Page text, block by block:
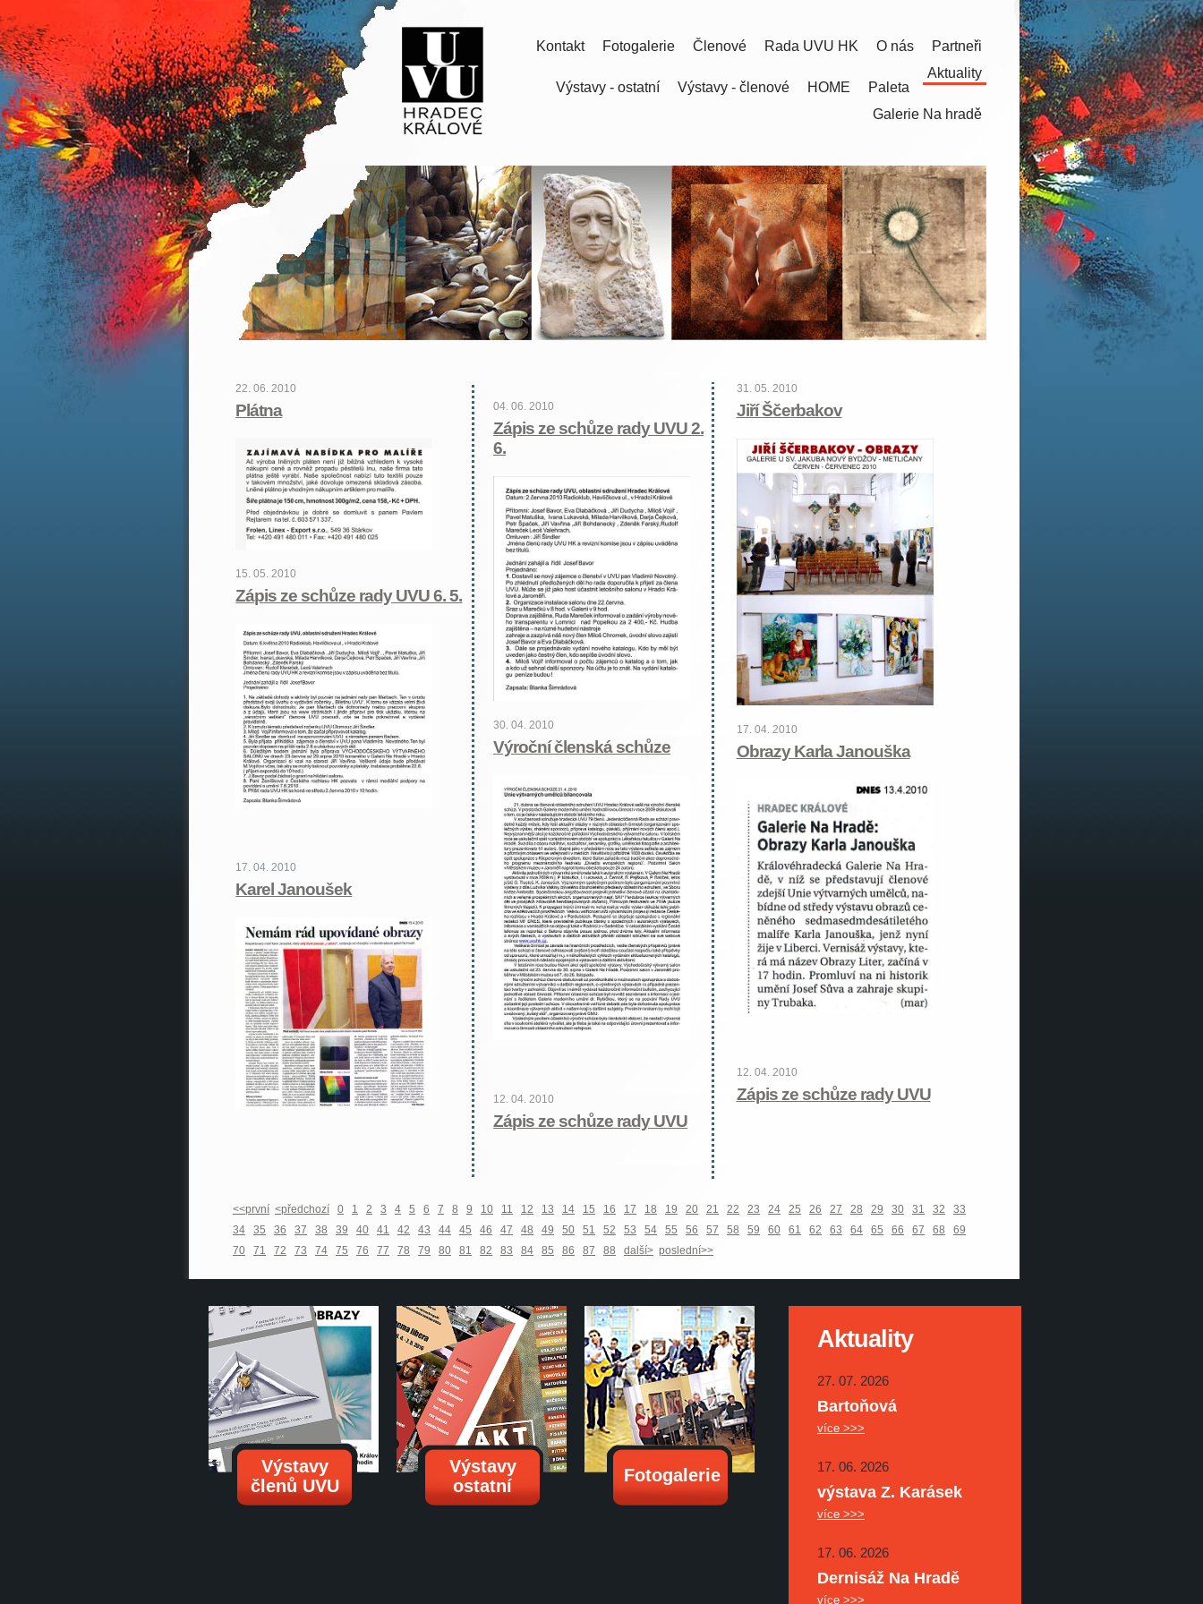
Partneři
O nás
Rada UVU HK
Členové
Fotogalerie
Kontakt
Aktuality
Paleta
HOME
Výstavy - členové
Výstavy - ostatní
Galerie Na hradě
22. 06. 2010
Plátna
15. 05. 2010
Zápis ze schůze rady UVU 6. 5.
17. 04. 2010
Karel Janoušek
31. 05. 2010
Jiří Ščerbakov
17. 04. 2010
Obrazy Karla Janouška
12. 04. 2010
Zápis ze schůze rady UVU
04. 06. 2010
Zápis ze schůze rady UVU 2.
6.
30. 04. 2010
Výroční členská schůze
12. 04. 2010
Zápis ze schůze rady UVU
<<první <předchozí 0 1 2 3 4 5 6 7 8 9 10 11 12 13 14 15 16 17 18 19 20 21 22 23 24 25 26 27 28 29 30 31 32
33
34
35 36 37 38 39 40 41 42 43 44 45 46 47 48 49 50 51 52 53 54 55 56 57 58 59 60 61 62 63 64 65 66 67 68
69
70
71 72 73 74 75 76 77 78 79 80 81 82 83 84 85 86 87 88 další> poslední>>
Výstavy
členů UVU
Výstavy
ostatní
Fotogalerie
Aktuality
27. 07. 2026
Bartoňová
více >>>
17. 06. 2026
výstava Z. Karásek
více >>>
17. 06. 2026
Dernisáž Na Hradě
více >>>